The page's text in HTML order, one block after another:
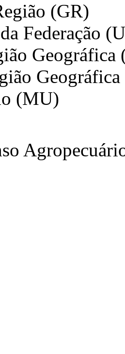
(GR)
Federação
Geográfica
(MU)